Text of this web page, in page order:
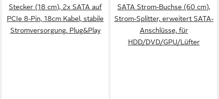
Stecker (18 cm), 2x SATA auf
PCIe 8-Pin, 18cm Kabel, stabile
Stromversorgung, Plug&Play
SATA Strom-Buchse (60 cm),
Strom-Splitter, erweitert SATA-
Anschlüsse, für
HDD/DVD/GPU/Lüfter